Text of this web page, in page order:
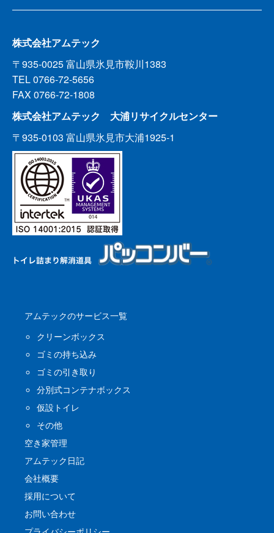
株式会社アムテック
〒935-0025 富山県氷見市鞍川1383
TEL 0766-72-5656
FAX 0766-72-1808
株式会社アムテック 大浦リサイクルセンター
〒935-0103 富山県氷見市大浦1925-1
アムテックのサービス一覧
クリーンボックス
ゴミの持ち込み
ゴミの引き取り
分別式コンテナボックス
仮設トイレ
その他
空き家管理
アムテック日記
会社概要
採用について
お問い合わせ